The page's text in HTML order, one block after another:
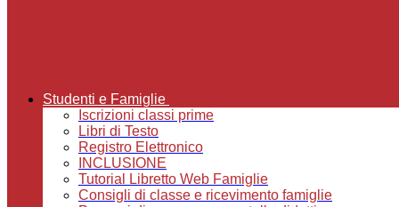
Studenti e Famiglie
Iscrizioni classi prime
Libri di Testo
Registro Elettronico
INCLUSIONE
Tutorial Libretto Web Famiglie
Consigli di classe e ricevimento famiglie